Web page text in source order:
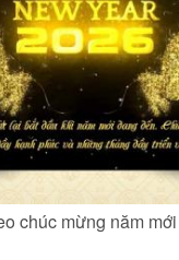
chúc mừng năm